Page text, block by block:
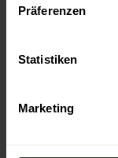
Präferenzen
Statistiken
Marketing
In der Nähe